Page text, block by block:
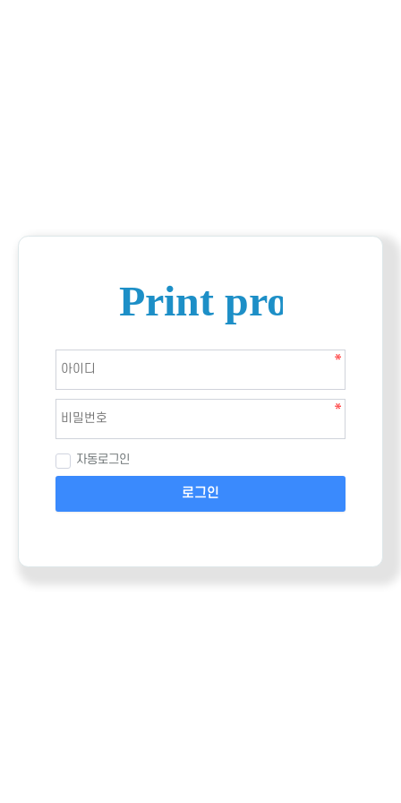
자동로그인
로그인